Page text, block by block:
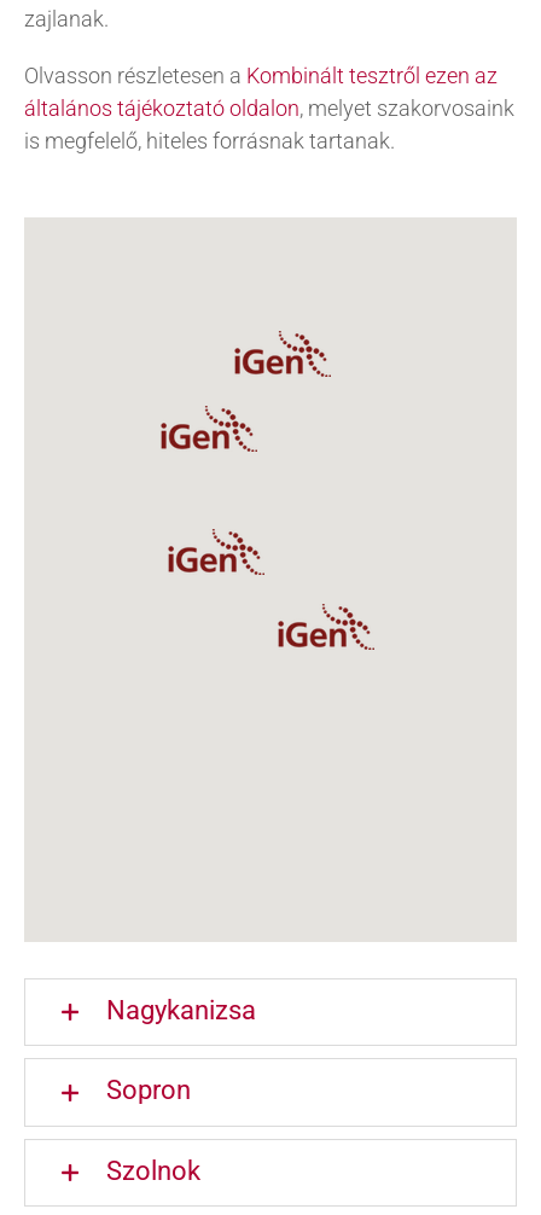
zajlanak.
Olvasson részletesen a Kombinált tesztről ezen az
általános tájékoztató oldalon, melyet szakorvosaink
is megfelelő, hiteles forrásnak tartanak.
Nagykanizsa
Sopron
Szolnok